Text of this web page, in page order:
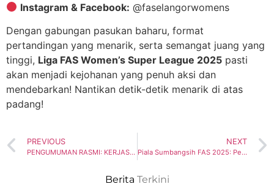
Instagram & Facebook: @faselangorwomens
Dengan gabungan pasukan baharu, format
pertandingan yang menarik, serta semangat juang yang
tinggi, Liga FAS Women’s Super League 2025 pasti
akan menjadi kejohanan yang penuh aksi dan
mendebarkan! Nantikan detik-detik menarik di atas
padang!
PREVIOUS
PENGUMUMAN RASMI: KERJASAMA ANTARA PERSATUAN BOLASEPAK SELANGOR (FAS) & NEW YORK DUTCH LIONS UNTUK PEMBANGUNAN BOLA SEPAK WANITA
NEXT
Piala Sumbangsih FAS 2025: Pembuka Tirai Musim Bola Sepak Amatur Selangor.
Berita Terkini